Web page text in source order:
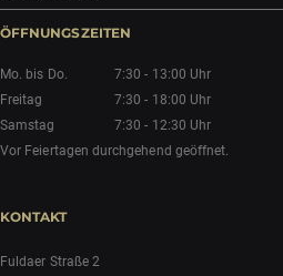
ÖFFNUNGSZEITEN
Mo. bis Do. 7:30 - 13:00 Uhr
Freitag
7:30 - 18:00 Uhr
Samstag
7:30 - 12:30 Uhr
Vor Feiertagen durchgehend geöffnet.
KONTAKT
Fuldaer Straße 2